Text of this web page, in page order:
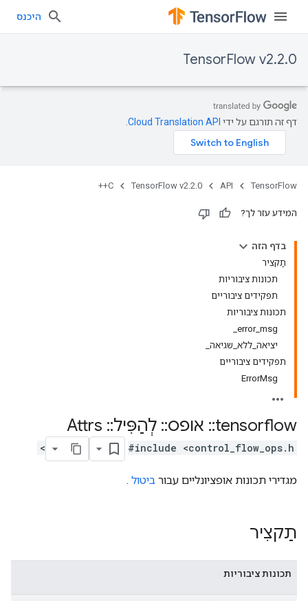
היכנס
TensorFlow v2.2.0
דף זה תורגם על ידי Cloud Translation API
TensorFlow
API
TensorFlow v2.2.0
C++
המידע עזר לך?
בדף הזה
תַקצִיר
תכונות ציבוריות
תפקידים ציבוריים
תכונות ציבוריות
error_msg_
יציאה_ללא_שגיאה_
תפקידים ציבוריים
ErrorMsg
tensorflow
:: אופס:: לְהַפִּיל::
#include <control_flow_ops.h>
מגדירי תכונות אופציונליים עבור ביטול .
תַקצִיר
תכונות ציבוריות